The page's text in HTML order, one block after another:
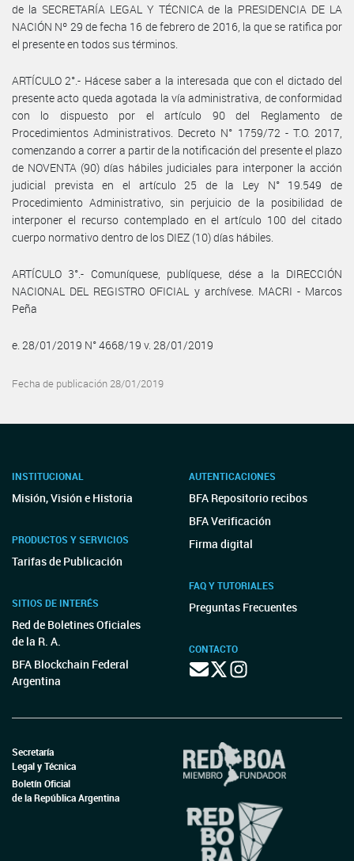
de la SECRETARÍA LEGAL Y TÉCNICA de la PRESIDENCIA DE LA
NACIÓN Nº 29 de fecha 16 de febrero de 2016, la que se ratifica por
el presente en todos sus términos.
ARTÍCULO 2°.- Hácese saber a la interesada que con el dictado del
presente acto queda agotada la vía administrativa, de conformidad
con lo dispuesto por el artículo 90 del Reglamento de
Procedimientos Administrativos. Decreto N° 1759/72 - T.O. 2017,
comenzando a correr a partir de la notificación del presente el plazo
de NOVENTA (90) días hábiles judiciales para interponer la acción
judicial prevista en el artículo 25 de la Ley N° 19.549 de
Procedimiento Administrativo, sin perjuicio de la posibilidad de
interponer el recurso contemplado en el artículo 100 del citado
cuerpo normativo dentro de los DIEZ (10) días hábiles.
ARTÍCULO 3°.- Comuníquese, publíquese, dése a la DIRECCIÓN
NACIONAL DEL REGISTRO OFICIAL y archívese. MACRI - Marcos
Peña
e. 28/01/2019 N° 4668/19 v. 28/01/2019
Fecha de publicación 28/01/2019
INSTITUCIONAL
Misión, Visión e Historia
PRODUCTOS Y SERVICIOS
Tarifas de Publicación
SITIOS DE INTERÉS
Red de Boletines Oficiales
de la R. A.
BFA Blockchain Federal
Argentina
AUTENTICACIONES
BFA Repositorio recibos
BFA Verificación
Firma digital
FAQ Y TUTORIALES
Preguntas Frecuentes
CONTACTO
Secretaría
Legal y Técnica
Boletín Oficial
de la República Argentina